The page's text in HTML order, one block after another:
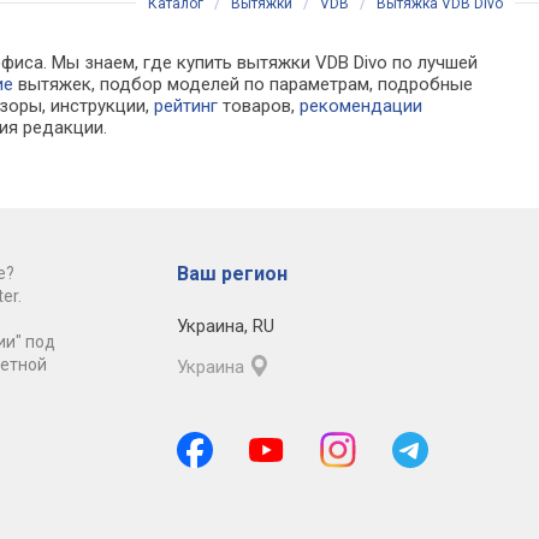
Каталог / Вытяжки / VDB / Вытяжка VDB Divo
Мы знаем, где купить вытяжки VDB Divo по лучшей
вытяжек, подбор моделей по параметрам, подробные
инструкции,рейтинг товаров,рекомендации
редакции.
под
Ваш регион
Украина, RU
Украина